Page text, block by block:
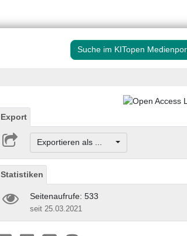
Suche im KITopen
Export
Exportieren als ...
Statistiken
Seitenaufrufe: 533
seit 25.03.2021